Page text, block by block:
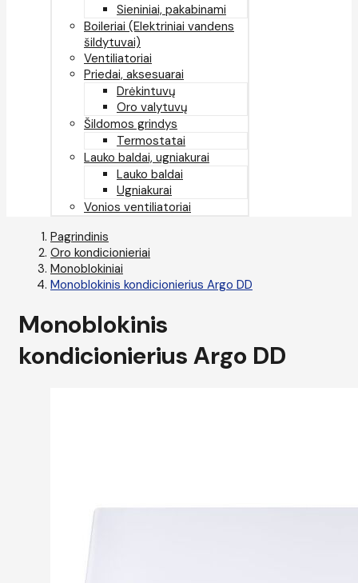
Sieniniai, pakabinami
Boileriai (Elektriniai vandens
šildytuvai)
Ventiliatoriai
Priedai, aksesuarai
Drėkintuvų
Oro valytuvų
Šildomos grindys
Termostatai
Lauko baldai, ugniakurai
Lauko baldai
Ugniakurai
Vonios ventiliatoriai
Pagrindinis
Oro kondicionieriai
Monoblokiniai
Monoblokinis kondicionierius Argo DD
Monoblokinis
kondicionierius Argo DD